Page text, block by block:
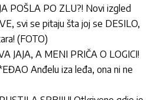
POŠLA PO ZLU?! Novi izgled
svi se pitaju šta joj se DESILO,
(FOTO)
JAJA, A MENI PRIČA O LOGICI!
Anđelu iza leđa, ona ni ne